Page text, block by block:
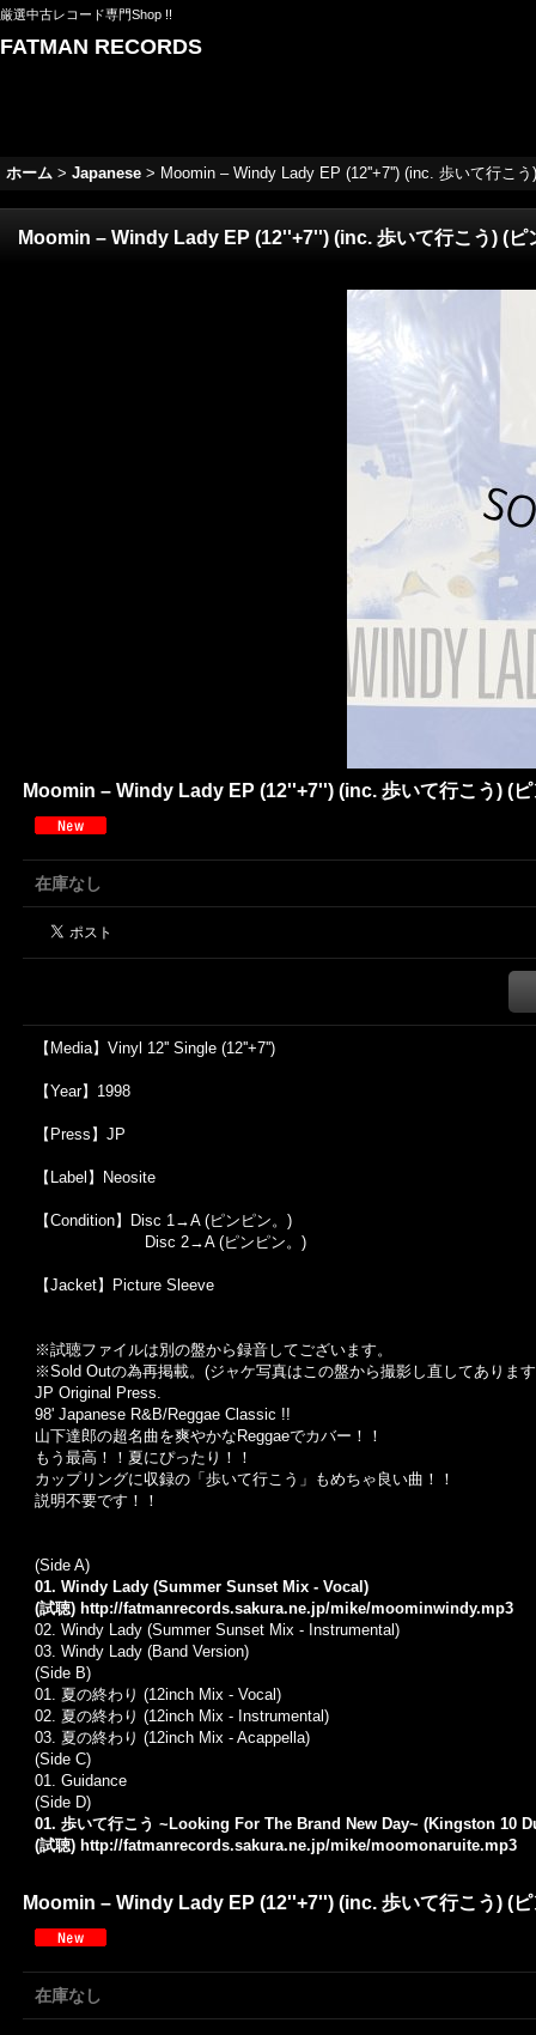
厳選中古レコード専門Shop !!
FATMAN RECORDS
ホーム > Japanese > Moomin – Windy Lady EP (12''+7'') (inc. 歩いて行こ
Moomin – Windy Lady EP (12''+7'') (inc. 歩いて行こう) (ピ
Moomin – Windy Lady EP (12''+7'') (inc. 歩いて行こう) (ピ
在庫なし
【Media】Vinyl 12'' Single (12''+7'')
【Year】1998
【Press】JP
【Label】Neosite
【Condition】Disc 1→A (ピンピン。)
Disc 2→A (ピンピン。)
【Jacket】Picture Sleeve
※試聴ファイルは別の盤から録音してございます。
※Sold Outの為再掲載。 (ジャケ写真はこの盤から撮影し直してありま
JP Original Press.
98' Japanese R&B/Reggae Classic !!
山下達郎の超名曲を爽やかなReggaeでカバー！！
もう最高！！夏にぴったり！！
カップリングに収録の「歩いて行こう」もめちゃ良い曲！！
説明不要です！！
(Side A)
01. Windy Lady (Summer Sunset Mix - Vocal)
(試聴) http://fatmanrecords.sakura.ne.jp/mike/moominwindy.mp3
02. Windy Lady (Summer Sunset Mix - Instrumental)
03. Windy Lady (Band Version)
(Side B)
01. 夏の終わり (12inch Mix - Vocal)
02. 夏の終わり (12inch Mix - Instrumental)
03. 夏の終わり (12inch Mix - Acappella)
(Side C)
01. Guidance
(Side D)
01. 歩いて行こう ~Looking For The Brand New Day~ (Kingston 10
(試聴) http://fatmanrecords.sakura.ne.jp/mike/moomonaruite.mp3
Moomin – Windy Lady EP (12''+7'') (inc. 歩いて行こう) (ピ
在庫なし